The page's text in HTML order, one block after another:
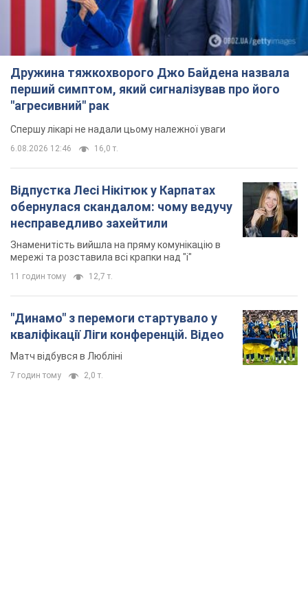
Дружина тяжкохворого Джо Байдена назвала
перший симптом, який сигналізував про його
"агресивний" рак
Спершу лікарі не надали цьому належної уваги
6.08.2026 12:46 16,0 т.
Відпустка Лесі Нікітюк у Карпатах
обернулася скандалом: чому ведучу
несправедливо захейтили
Знаменитість вийшла на пряму комунікацію в
мережі та розставила всі крапки над "і"
11 годин тому 12,7 т.
"Динамо" з перемоги стартувало у
кваліфікації Ліги конференцій. Відео
Матч відбувся в Любліні
7 годин тому 2,0 т.